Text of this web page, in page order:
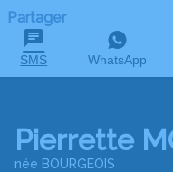
Partager
SMS WhatsApp
Pierrette
née BOURGEOIS